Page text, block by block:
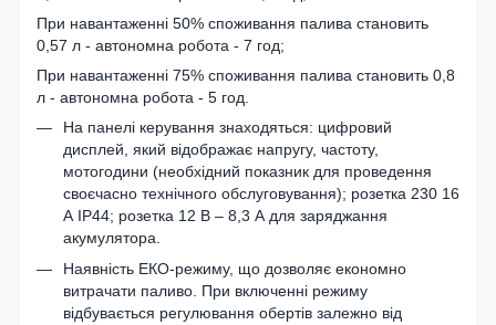
При навантаженні 50% споживання палива становить
0,57 л - автономна робота - 7 год;
При навантаженні 75% споживання палива становить 0,8
л - автономна робота - 5 год.
На панелі керування знаходяться: цифровий
дисплей, який відображає напругу, частоту,
мотогодини (необхідний показник для проведення
своєчасно технічного обслуговування); розетка 230 16
А IP44; розетка 12 В – 8,3 А для заряджання
акумулятора.
Наявність ЕКО-режиму, що дозволяє економно
витрачати паливо. При включенні режиму
відбувається регулювання обертів залежно від